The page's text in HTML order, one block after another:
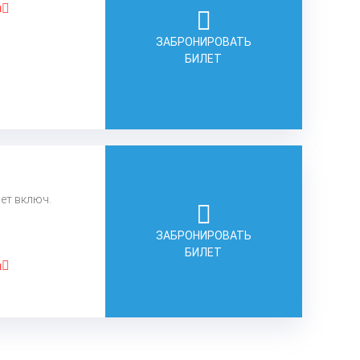
ЗАБРОНИРОВАТЬ
БИЛЕТ
включ.
ЗАБРОНИРОВАТЬ
БИЛЕТ